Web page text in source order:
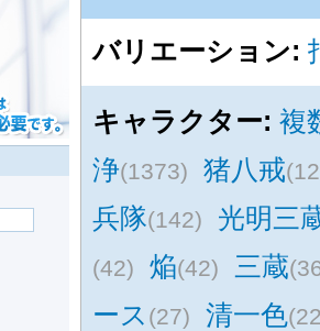
バリエーション:
キャラクター: 複
浄(1373) 猪八戒
兵隊(142) 光明三
(42) 焔(42) 三蔵
ース (27) 清一色